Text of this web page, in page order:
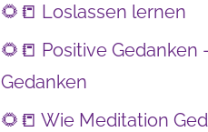
🌻📒 Loslassen lernen
🌻📒 Positive Gedanken
Gedanken
🌻📒 Wie Meditation